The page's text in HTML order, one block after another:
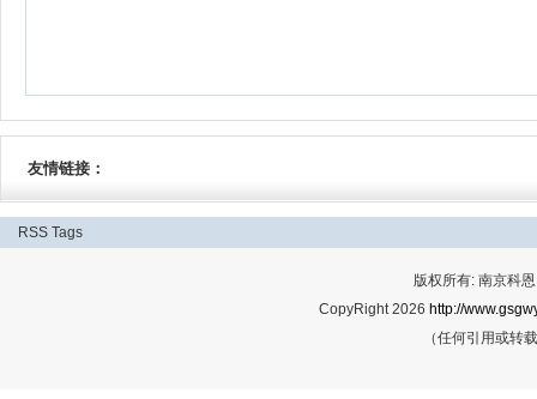
友情链接：
RSS Tags
版权所有: 南京科
CopyRight 2026 http://
（任何引用或转